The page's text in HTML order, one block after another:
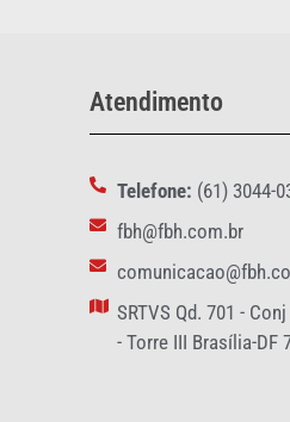
Atendimento
Telefone: (61) 3044-
fbh@fbh.com.br
SRTVS Qd. 701 -
- Torre III Brasília-DF